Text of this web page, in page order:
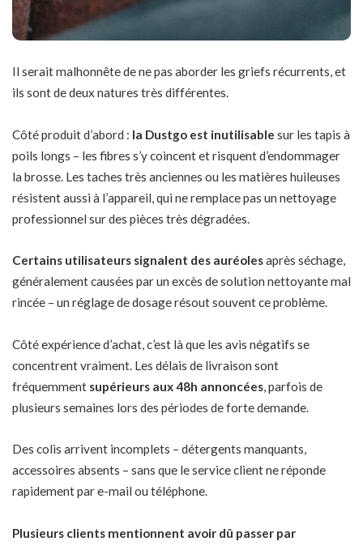
Il serait malhonnête de ne pas aborder les griefs récurrents, et
ils sont de deux natures très différentes.
Côté produit d’abord : la Dustgo est inutilisable sur les tapis à
poils longs – les fibres s’y coincent et risquent d’endommager
la brosse. Les taches très anciennes ou les matières huileuses
résistent aussi à l’appareil, qui ne remplace pas un nettoyage
professionnel sur des pièces très dégradées.
Certains utilisateurs signalent des auréolesaprès séchage,
généralement causées par un excès de solution nettoyante mal
rincée – un réglage de dosage résout souvent ce problème.
Côté expérience d’achat, c’est là que les avis négatifs se
concentrent vraiment. Les délais de livraison sont
fréquemment supérieurs aux 48h annoncées , parfois de
plusieurs semaines lors des périodes de forte demande.
Des colis arrivent incomplets – détergents manquants,
accessoires absents – sans que le service client ne réponde
rapidement par e-mail ou téléphone.
Plusieurs clients mentionnent avoir dû passer par